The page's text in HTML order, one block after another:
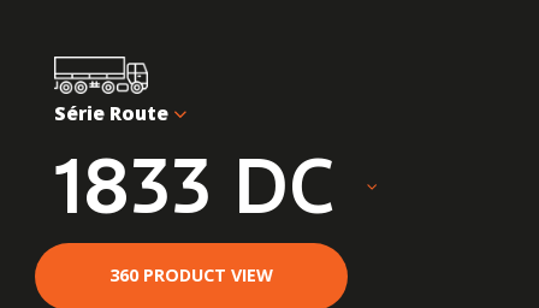
Série Route
1833 DC
360 PRODUCT VIEW